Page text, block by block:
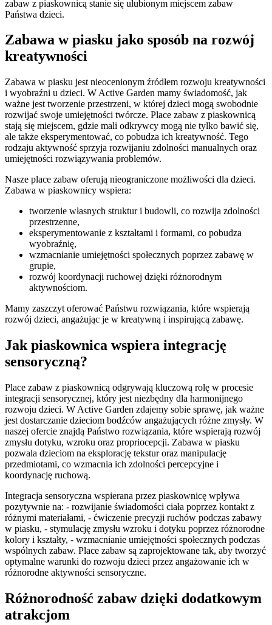
zabaw z piaskownicą stanie się ulubionym miejscem zabaw
Państwa dzieci.
Zabawa w piasku jako sposób na rozwój
kreatywności
Zabawa w piasku jest nieocenionym źródłem rozwoju kreatywności
i wyobraźni u dzieci. W Active Garden mamy świadomość, jak
ważne jest tworzenie przestrzeni, w której dzieci mogą swobodnie
rozwijać swoje umiejętności twórcze. Place zabaw z piaskownicą
stają się miejscem, gdzie mali odkrywcy mogą nie tylko bawić się,
ale także eksperymentować, co pobudza ich kreatywność. Tego
rodzaju aktywność sprzyja rozwijaniu zdolności manualnych oraz
umiejętności rozwiązywania problemów.
Nasze place zabaw oferują nieograniczone możliwości dla dzieci.
Zabawa w piaskownicy wspiera:
tworzenie własnych struktur i budowli, co rozwija zdolności
przestrzenne,
eksperymentowanie z kształtami i formami, co pobudza
wyobraźnię,
wzmacnianie umiejętności społecznych poprzez zabawę w
grupie,
rozwój koordynacji ruchowej dzięki różnorodnym
aktywnościom.
Mamy zaszczyt oferować Państwu rozwiązania, które wspierają
rozwój dzieci, angażując je w kreatywną i inspirującą zabawę.
Jak piaskownica wspiera integrację
sensoryczną?
Place zabaw z piaskownicą odgrywają kluczową rolę w procesie
integracji sensorycznej, który jest niezbędny dla harmonijnego
rozwoju dzieci. W Active Garden zdajemy sobie sprawę, jak ważne
jest dostarczanie dzieciom bodźców angażujących różne zmysły. W
naszej ofercie znajdą Państwo rozwiązania, które wspierają rozwój
zmysłu dotyku, wzroku oraz propriocepcji. Zabawa w piasku
pozwala dzieciom na eksplorację tekstur oraz manipulację
przedmiotami, co wzmacnia ich zdolności percepcyjne i
koordynację ruchową.
Integracja sensoryczna wspierana przez piaskownicę wpływa
pozytywnie na: - rozwijanie świadomości ciała poprzez kontakt z
różnymi materiałami, - ćwiczenie precyzji ruchów podczas zabawy
w piasku, - stymulację zmysłu wzroku i dotyku poprzez różnorodne
kolory i kształty, - wzmacnianie umiejętności społecznych podczas
wspólnych zabaw. Place zabaw są zaprojektowane tak, aby tworzyć
optymalne warunki do rozwoju dzieci przez angażowanie ich w
różnorodne aktywności sensoryczne.
Różnorodność zabaw dzięki dodatkowym
atrakcjom